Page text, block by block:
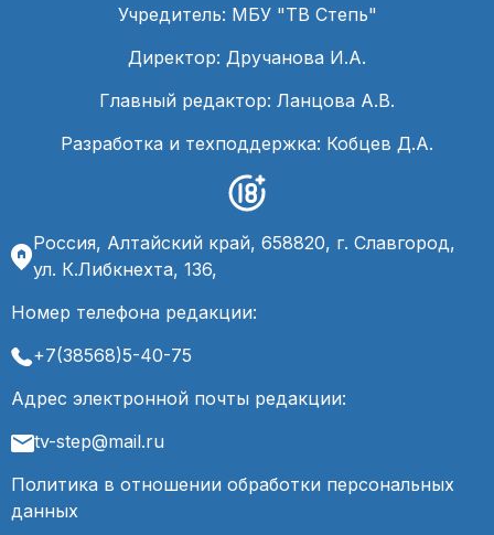
Учредитель: МБУ "ТВ Степь"
Директор: Дручанова И.А.
Главный редактор: Ланцова А.В.
Разработка и техподдержка: Кобцев Д.А.
Россия, Алтайский край, 658820, г. Славгород,
ул. К.Либкнехта, 136,
Номер телефона редакции:
+7(38568)5-40-75
Адрес электронной почты редакции:
tv-step@mail.ru
Политика в отношении обработки персональных
данных